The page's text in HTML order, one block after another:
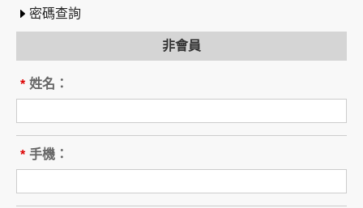
其他國家或地區旅遊。
赴中國大陸旅行者，準用本旅遊契約之約定。
第二條（適用之範圍及順序）
之約定定之；本契約中未約定者，適用中華民國
第三條（旅遊團名稱、旅遊行程及廣告責任）
本旅遊團名稱為____________________
旅遊地區（國家、城市或觀光地
點）：________
密碼查詢
非會員
* 姓名：
* 手機：